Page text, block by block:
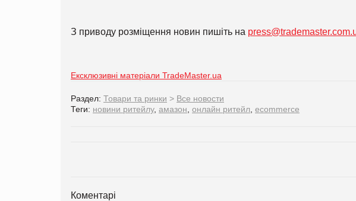
З приводу розміщення новин пишіть на
Ексклюзивні матеріали TradeMaster.ua
Раздел: Товари та ринки > Все новости
Теги: новини ритейлу, амазон онлайн ритейл ecommerce
Коментарі